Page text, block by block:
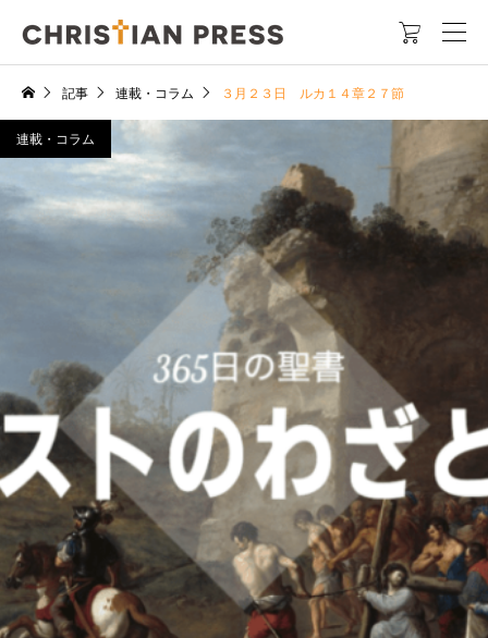

記事 連載・コラム ３月２３日 ルカ１４章２７節
連載・コラム